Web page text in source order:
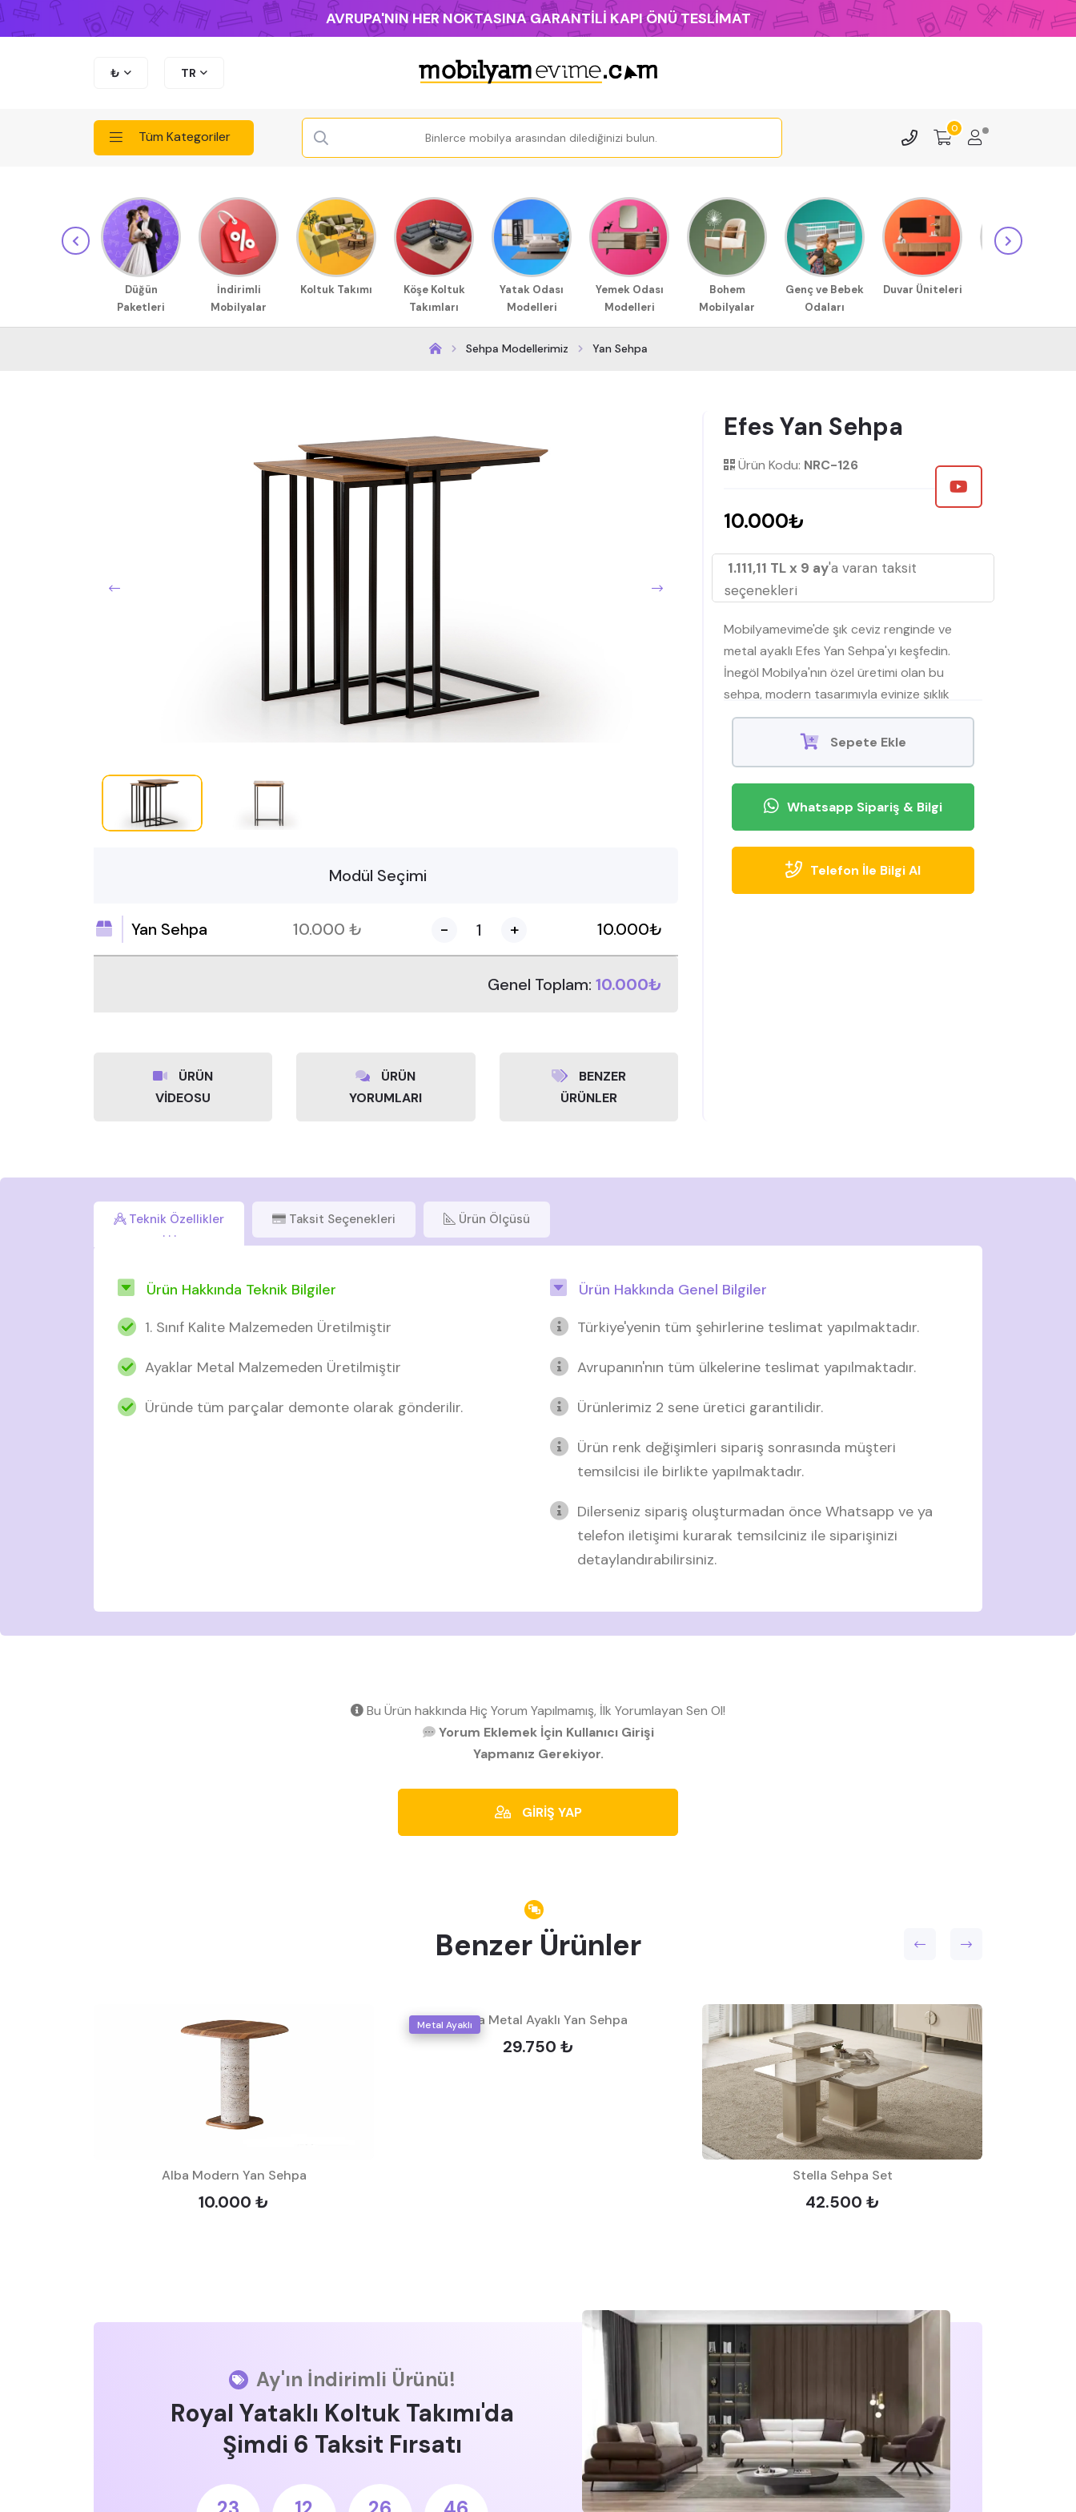
AVRUPA'NIN HER NOKTASINA GARANTİLİ KAPI ÖNÜ TESLİMAT
₺ TR
Tüm Kategoriler 0
Düğün
Paketleri
İndirimli
Mobilyalar
Koltuk Takımı
Köşe Koltuk
Takımları
Yatak Odası
Modelleri
Yemek Odası
Modelleri
Bohem
Mobilyalar
Genç ve Bebek
Odaları
Duvar Üniteleri
Sehpa Modellerimiz Yan Sehpa
Modül Seçimi
Yan Sehpa 10.000 ₺ - + 10.000₺
Genel Toplam: 10.000₺
ÜRÜN
VİDEOSU
ÜRÜN
YORUMLARI
BENZER
ÜRÜNLER
Efes Yan Sehpa
Ürün Kodu: NRC-126
10.000₺
1.111,11 TL x 9 ay'a varan taksit
seçenekleri
Mobilyamevime'de şık ceviz renginde ve
metal ayaklı Efes Yan Sehpa'yı keşfedin.
İnegöl Mobilya'nın özel üretimi olan bu
sehpa, modern tasarımıyla evinize şıklık
katıyor. mobilyamevime.com'dan satın
Sepete Ekle
Whatsapp Sipariş & Bilgi
Telefon İle Bilgi Al
Teknik Özellikler Taksit Seçenekleri Ürün Ölçüsü
Ürün Hakkında Teknik Bilgiler
1. Sınıf Kalite Malzemeden Üretilmiştir
Ayaklar Metal Malzemeden Üretilmiştir
Üründe tüm parçalar demonte olarak gönderilir.
Ürün Hakkında Genel Bilgiler
Türkiye'yenin tüm şehirlerine teslimat yapılmaktadır.
Avrupanın'nın tüm ülkelerine teslimat yapılmaktadır.
Ürünlerimiz 2 sene üretici garantilidir.
Ürün renk değişimleri sipariş sonrasında müşteri
temsilcisi ile birlikte yapılmaktadır.
Dilerseniz sipariş oluşturmadan önce Whatsapp ve ya
telefon iletişimi kurarak temsilciniz ile siparişinizi
detaylandırabilirsiniz.
Bu Ürün hakkında Hiç Yorum Yapılmamış, İlk Yorumlayan Sen Ol!
Yorum Eklemek İçin Kullanıcı Girişi
Yapmanız Gerekiyor.
GİRİŞ YAP
Benzer Ürünler
Alba Modern Yan Sehpa
10.000 ₺
Metal AyaklıGloria Metal Ayaklı Yan Sehpa
29.750 ₺
Stella Sehpa Set
42.500 ₺
Ay'ın İndirimli Ürünü!
Royal Yataklı Koltuk Takımı'da
Şimdi 6 Taksit Fırsatı